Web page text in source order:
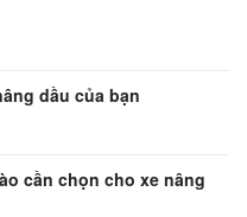
dầu của bạn
cần chọn cho xe nâng